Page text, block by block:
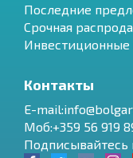
Последние
Срочная
Контакты
E-
Моб:+359 56 919
Подписывайтесь